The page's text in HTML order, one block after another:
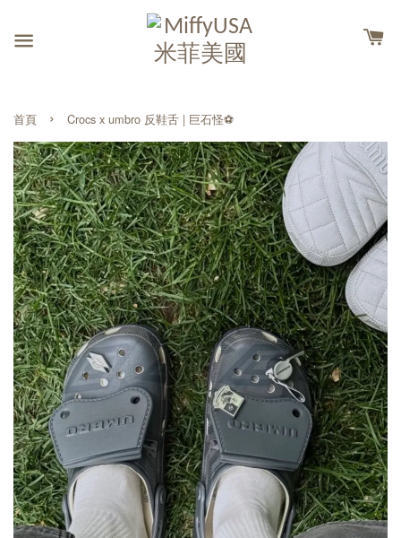
首頁 › Crocs x umbro 反鞋舌 | 巨石怪⚽